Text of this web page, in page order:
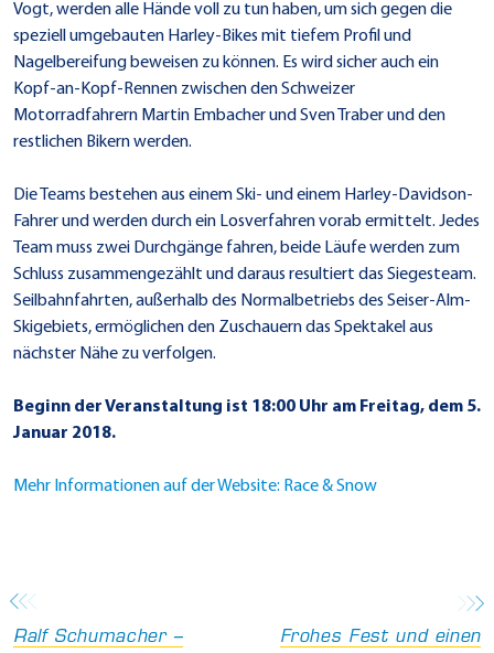
Vogt, werden alle Hände voll zu tun haben, um sich gegen die
speziell umgebauten Harley-Bikes mit tiefem Profil und
Nagelbereifung beweisen zu können. Es wird sicher auch ein
Kopf-an-Kopf-Rennen zwischen den Schweizer
Motorradfahrern Martin Embacher und Sven Traber und den
restlichen Bikern werden.
Die Teams bestehen aus einem Ski- und einem Harley-Davidson-
Fahrer und werden durch ein Losverfahren vorab ermittelt. Jedes
Team muss zwei Durchgänge fahren, beide Läufe werden zum
Schluss zusammengezählt und daraus resultiert das Siegesteam.
Seilbahnfahrten, außerhalb des Normalbetriebs des Seiser-Alm-
Skigebiets, ermöglichen den Zuschauern das Spektakel aus
nächster Nähe zu verfolgen.
Beginn der Veranstaltung ist 18:00 Uhr am Freitag, dem 5.
Januar 2018.
Mehr Informationen auf der Website: Race & Snow
Ralf Schumacher –
Frohes Fest und einen